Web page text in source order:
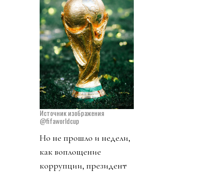
Источник изображения
@fifaworldcup
Но не прошло и недели,
как воплощение
коррупции, президент